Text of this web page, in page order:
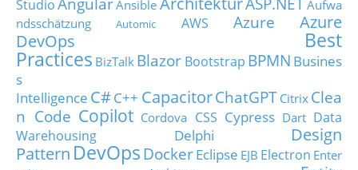
Studio
Ansible
Aufwa
ndsschätzung
Automic AWS Azure
Azure
DevOps
Best
Practices BizTalk Blazor Bootstrap BPMN Busines
s
Intelligence C#C++ CapacitorChatGPT Citrix Clea
n Code Copilot Cordova CSS Cypress Dart Data
Warehousing
Delphi
Design
Pattern DevOps DockerEclipse EJB Electron Enter